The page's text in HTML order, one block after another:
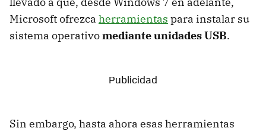
Microsoft ofrezca herramientas para instalar su
sistema operativomediante unidades USB.
Sin embargo, hasta ahora esas herramientas